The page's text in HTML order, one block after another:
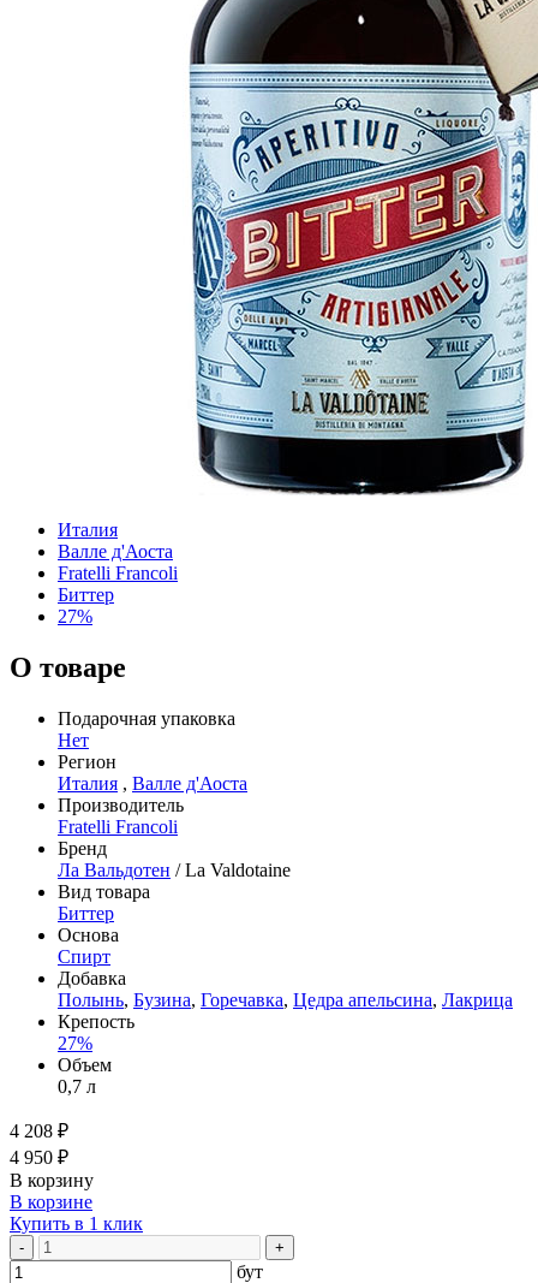
Италия
Валле д'Аоста
Fratelli Francoli
Биттер
27%
О товаре
Подарочная упаковка
Нет
Регион
Италия , Валле д'Аоста
Производитель
Fratelli Francoli
Бренд
Ла Вальдотен / La Valdotaine
Вид товара
Биттер
Основа
Спирт
Добавка
Полынь, Бузина, Горечавка, Цедра апельсина, Лакрица
Крепость
27%
Объем
0,7 л
4 208 ₽
4 950 ₽
В корзину
В корзине
Купить в 1 клик
- +
бут